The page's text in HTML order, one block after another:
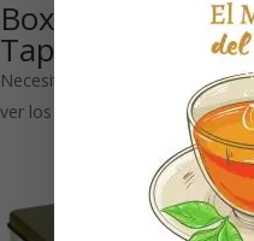
Box of Love 50 g:
Tapa cuadrada
Necesitas estar registrado para
ver los precios